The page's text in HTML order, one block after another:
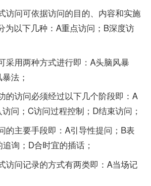
问可依据访问的目的、内容和实施
为以下几种：A重点访问；B深度访
用两种方式进行即：A头脑风暴
法；
访问必须经过以下几个阶段即：A
问；C访问过程控制；D结束访问；
主要手段即：A引导性提问；B表
询；D合时宜的插话；
问记录的方式有两类即：A当场记